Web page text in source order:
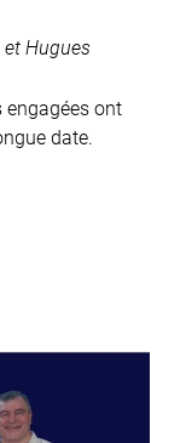
Hugues
engagées ont
date.